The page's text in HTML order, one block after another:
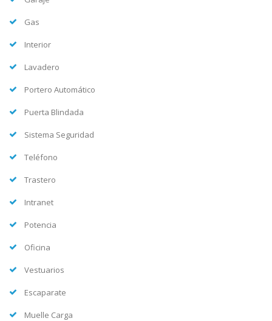
Gas
Interior
Lavadero
Portero Automático
Puerta Blindada
Sistema Seguridad
Teléfono
Trastero
Intranet
Potencia
Oficina
Vestuarios
Escaparate
Muelle Carga